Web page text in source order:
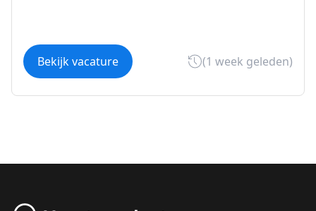
Bekijk vacature (1 week geleden)